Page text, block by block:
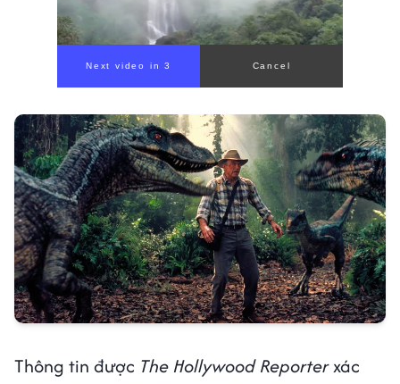
Next video in 1 Cancel
Thông tin được The Hollywood Reporterxác